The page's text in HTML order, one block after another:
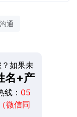
通
如果未
名+产
： 05
微信同